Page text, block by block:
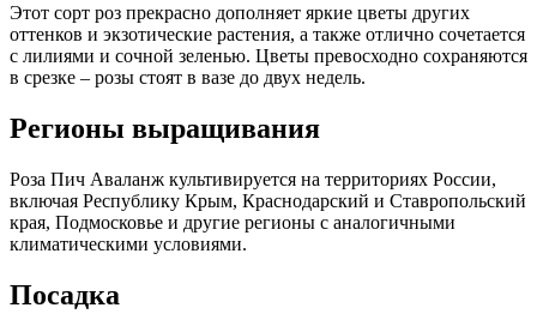
Этот сорт роз прекрасно дополняет яркие цветы других
оттенков и экзотические растения, а также отлично сочетается
с лилиями и сочной зеленью. Цветы превосходно сохраняются
в срезке – розы стоят в вазе до двух недель.
Регионы выращивания
Роза Пич Аваланж культивируется на территориях России,
включая Республику Крым, Краснодарский и Ставропольский
края, Подмосковье и другие регионы с аналогичными
климатическими условиями.
Посадка